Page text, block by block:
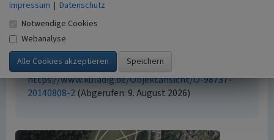
möglicherweise zusätzlichen urheberrechtlichen
Bedingungen, die an diesen ausgewiesen sind.
Empfohlene Zitierweise
„Hauptwall der Festung Ehrenbreitstein”. In:
KuLaDig, Kultur.Landschaft.Digital. URL:
https://www.kuladig.de/Objektansicht/O-98737-
20140808-2(Abgerufen: 9. August 2026)
Impressum | Datenschutz
Notwendige Cookies
Webanalyse